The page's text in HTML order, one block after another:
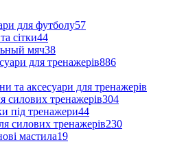
для футболу57
сітки44
мяч38
для тренажерів886
та аксесуари для тренажерів
силових тренажерів304
під тренажери44
силових тренажерів230
мастила19